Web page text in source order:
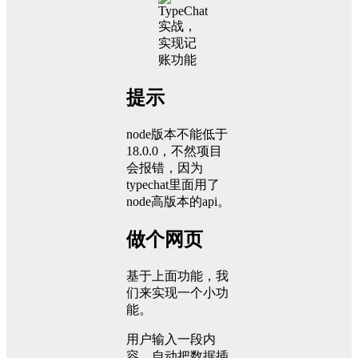
提示
node版本不能低于
18.0.0，不然项目
会报错，因为
typechat里面用了
node高版本的api。
做个网页
基于上面功能，我
们来实现一个小功
能。
用户输入一段内